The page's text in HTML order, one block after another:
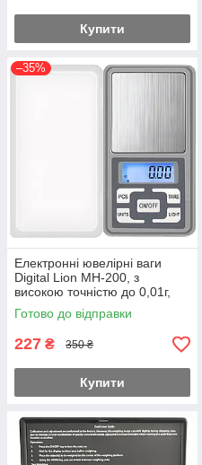
Купити
–35%
Електронні ювелірні ваги
Digital Lion MH-200, з
високою точністю до 0,01г,
високоточні кишенькові ваги,
до 200 г
Готово до відправки
227 ₴ 350 ₴
Купити